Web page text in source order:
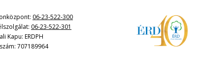
06-23-522-300
06-23-522-301
Kapu: ERDPH
707189964